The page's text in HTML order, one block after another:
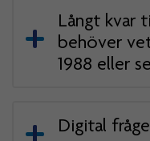
Långt kvar
behöver
1988 eller
Digital